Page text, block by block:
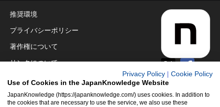
推奨環境
プライバシーポリシー
著作権について
リンクについて
免責事項
運営会社
Privacy Policy
Cookie Policy
Use of Cookies in the JapanKnowledge Website
JapanKnowledge (https://japanknowledge.com/) uses cookies. In addition to
the cookies that are necessary to use the service, we also use these